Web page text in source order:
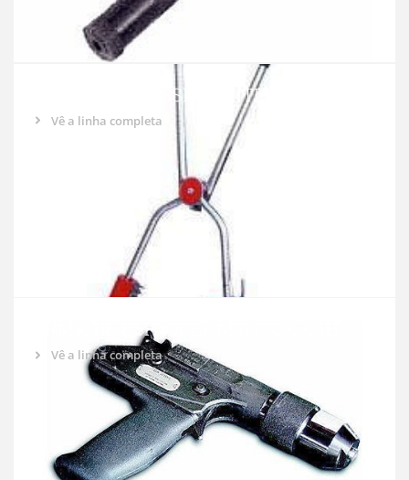
PINÇAS IMPRESSIONANTES DE PORCO
Vê a linha completa
ARMA DE ESFAQUEAMENTO CASH
Vê a linha completa